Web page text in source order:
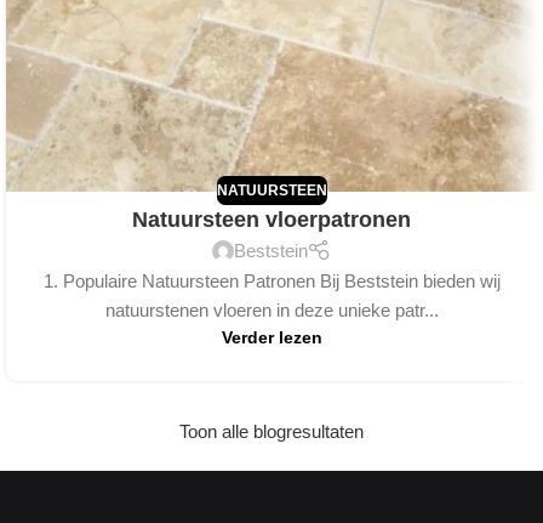
NATUURSTEEN
Natuursteen vloerpatronen
Beststein
1. Populaire Natuursteen Patronen Bij Beststein bieden wij
natuurstenen vloeren in deze unieke patr...
Verder lezen
Toon alle blogresultaten